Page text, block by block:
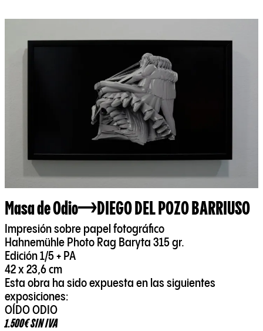
Masa de Odio DIEGO DEL POZO BARRIUSO
Impresión sobre papel fotográfico
Hahnemühle Photo Rag Baryta 315 gr.
Edición 1/5 + PA
42 x 23,6 cm
Esta obra ha sido expuesta en las siguientes
exposiciones:
OÍDO ODIO
1.500€ SIN IVA